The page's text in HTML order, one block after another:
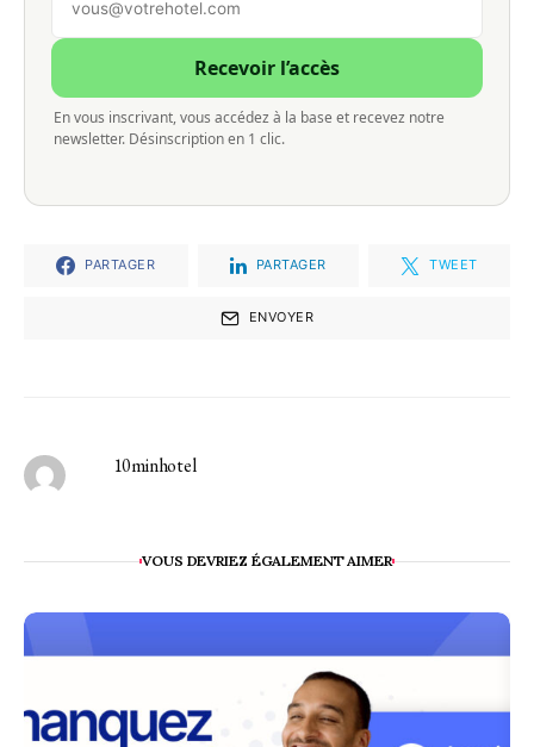
Recevoir l’accès
En vous inscrivant, vous accédez à la base et recevez notre
newsletter. Désinscription en 1 clic.
PARTAGER PARTAGER TWEET
ENVOYER
10minhotel
VOUS DEVRIEZ ÉGALEMENT AIMER